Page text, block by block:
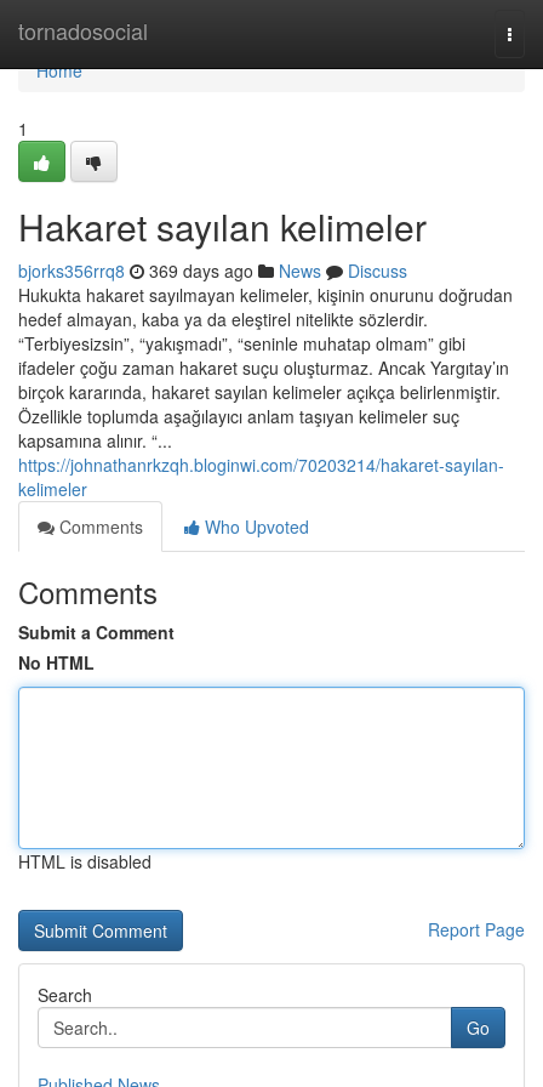
tornadosocial
Home
Home
1
Hakaret sayılan kelimeler
bjorks356rrq8 369 days ago News
Discuss
Hukukta hakaret sayılmayan kelimeler, kişinin onurunu doğrudan
hedef almayan, kaba ya da eleştirel nitelikte sözlerdir.
“Terbiyesizsin”, “yakışmadı”, “seninle muhatap olmam” gibi
ifadeler çoğu zaman hakaret suçu oluşturmaz. Ancak Yargıtay’ın
birçok kararında, hakaret sayılan kelimeler açıkça belirlenmiştir.
Özellikle toplumda aşağılayıcı anlam taşıyan kelimeler suç
kapsamına alınır. “...
https://johnathanrkzqh.bloginwi.com/70203214/hakaret-sayılan-
kelimeler
Comments
Who Upvoted
Comments
Submit a Comment
No HTML
HTML is disabled
Report Page
Search
Go